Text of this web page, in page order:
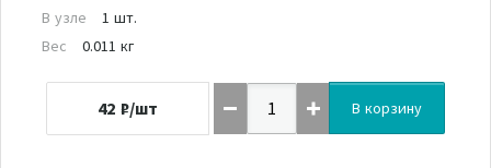
В узле
1 шт.
Вес
0.011 кг
42 ₽/шт В корзину